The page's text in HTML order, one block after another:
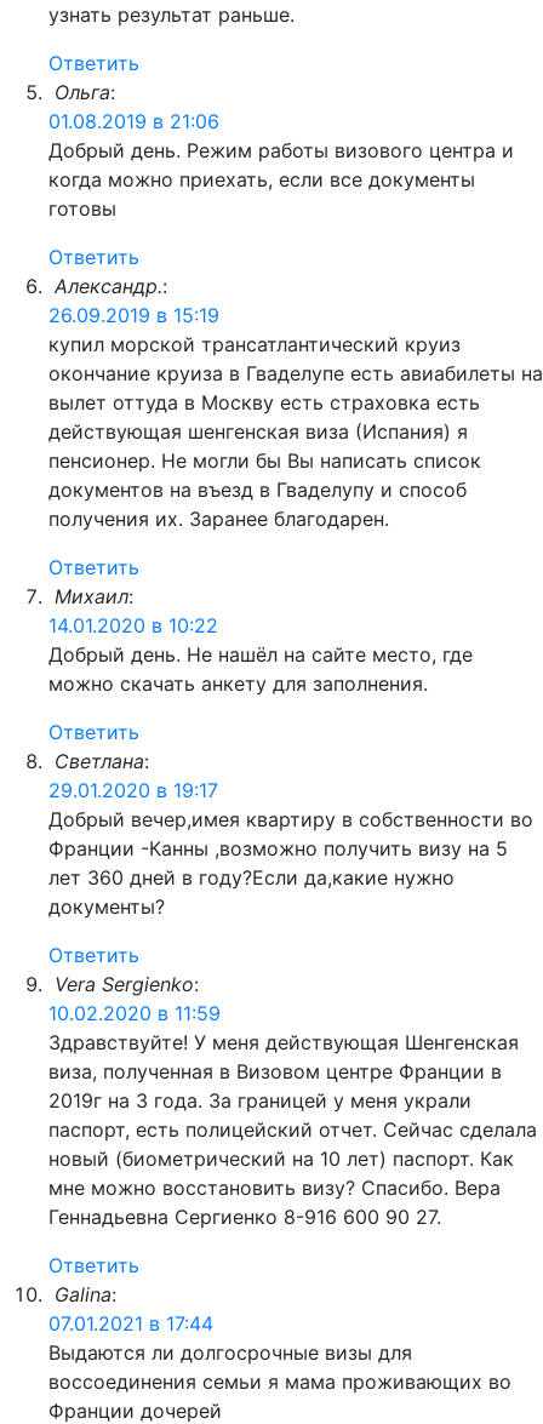
узнать результат раньше.
Ответить
Ольга:
01.08.2019 в 21:06
Добрый день. Режим работы визового центра и
когда можно приехать, если все документы
готовы
Ответить
Александр.:
26.09.2019 в 15:19
купил морской трансатлантический круиз
окончание круиза в Гваделупе есть авиабилеты на
вылет оттуда в Москву есть страховка есть
действующая шенгенская виза (Испания) я
пенсионер. Не могли бы Вы написать список
документов на въезд в Гваделупу и способ
получения их. Заранее благодарен.
Ответить
Михаил:
14.01.2020 в 10:22
Добрый день. Не нашёл на сайте место, где
можно скачать анкету для заполнения.
Ответить
Светлана:
29.01.2020 в 19:17
Добрый вечер,имея квартиру в собственности во
Франции -Канны ,возможно получить визу на 5
лет 360 дней в году?Если да,какие нужно
документы?
Ответить
Vera Sergienko:
10.02.2020 в 11:59
Здравствуйте! У меня действующая Шенгенская
виза, полученная в Визовом центре Франции в
2019г на 3 года. За границей у меня украли
паспорт, есть полицейский отчет. Сейчас сделала
новый (биометрический на 10 лет) паспорт. Как
мне можно восстановить визу? Спасибо. Вера
Геннадьевна Сергиенко 8-916 600 90 27.
Ответить
Galina:
07.01.2021 в 17:44
Выдаются ли долгосрочные визы для
воссоединения семьи я мама проживающих во
Франции дочерей